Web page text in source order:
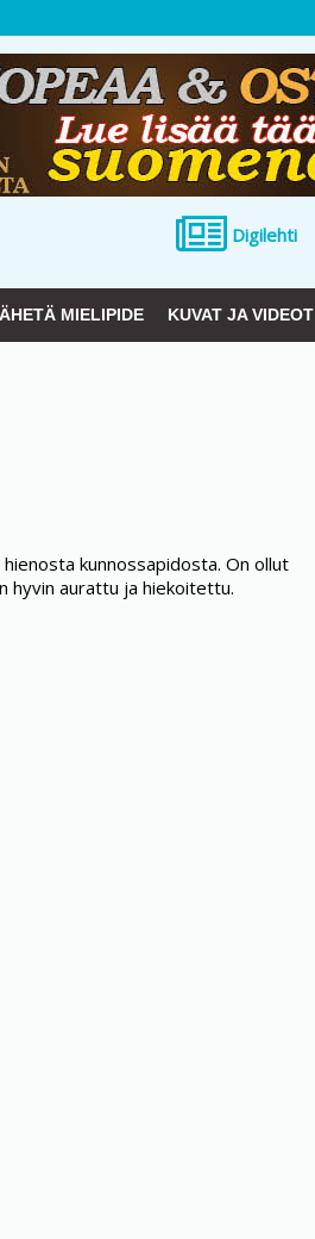
Digilehti
MIELIPIDE KUVAT JA VIDEOT
kunnossapidosta. On ollut
hyvin aurattu ja hiekoitettu.